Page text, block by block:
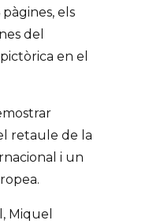
els
del
en el
retaule de la
i un
Miquel